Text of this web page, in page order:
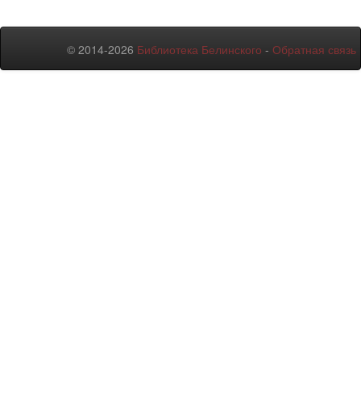
© 2014-2026 Библиотека Белинского - Обратная связь